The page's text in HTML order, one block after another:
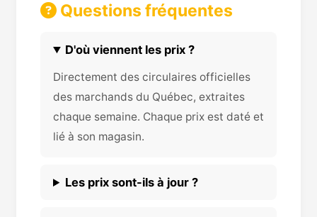
Questions fréquentes
D'où viennent les prix ?
Directement des circulaires officielles
des marchands du Québec, extraites
chaque semaine. Chaque prix est daté et
lié à son magasin.
Les prix sont-ils à jour ?